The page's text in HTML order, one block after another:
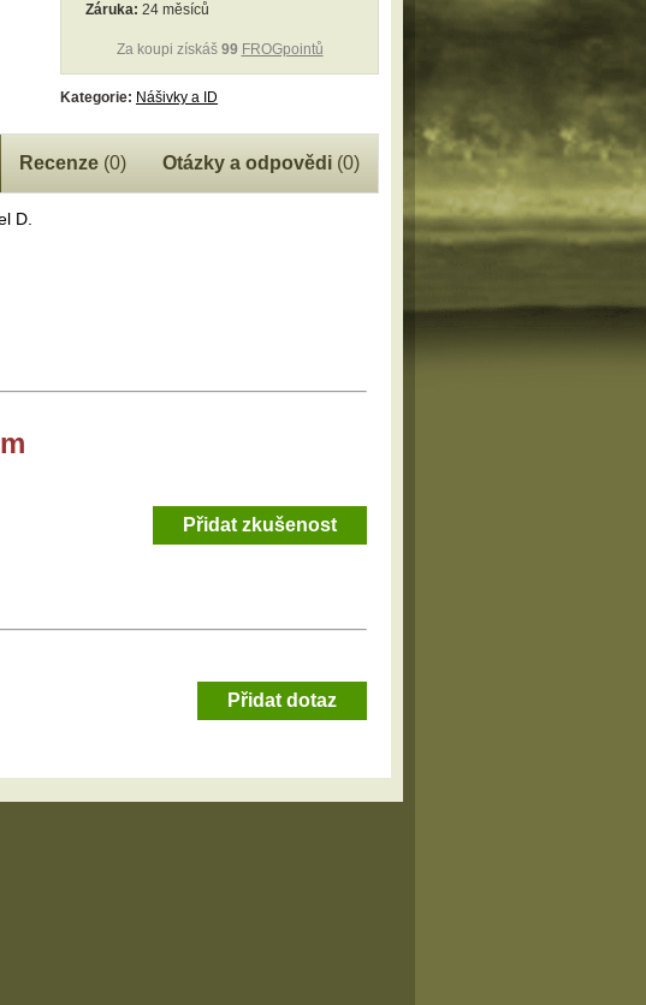
Záruka: 24 měsíců
Za koupi získáš 99 FROGpointů
Kategorie: Nášivky a ID
Recenze(0) Otázky a odpovědi(0)
D.
Přidat zkušenost
Přidat dotaz